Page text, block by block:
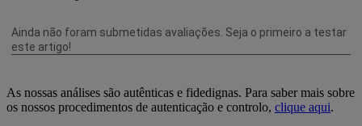
As nossas análises são autênticas e fidedignas. Para saber mais sobre
os nossos procedimentos de autenticação e controlo, clique aqui.